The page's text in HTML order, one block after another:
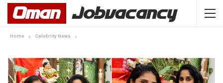
Home Celebrity News